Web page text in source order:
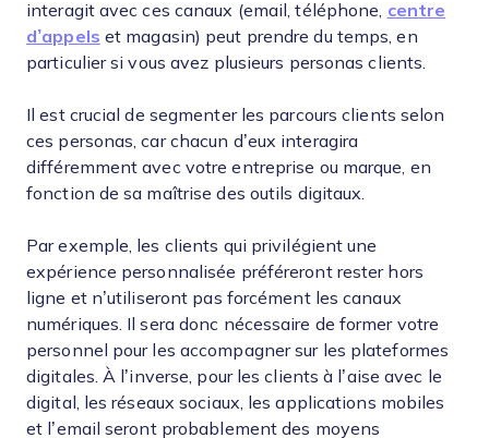
interagit avec ces canaux (email, téléphone, centre
d’appels et magasin) peut prendre du temps, en
particulier si vous avez plusieurs personas clients.
Il est crucial de segmenter les parcours clients selon
ces personas, car chacun d’eux interagira
différemment avec votre entreprise ou marque, en
fonction de sa maîtrise des outils digitaux.
Par exemple, les clients qui privilégient une
expérience personnalisée préféreront rester hors
ligne et n’utiliseront pas forcément les canaux
numériques. Il sera donc nécessaire de former votre
personnel pour les accompagner sur les plateformes
digitales. À l’inverse, pour les clients à l’aise avec le
digital, les réseaux sociaux, les applications mobiles
et l’email seront probablement des moyens